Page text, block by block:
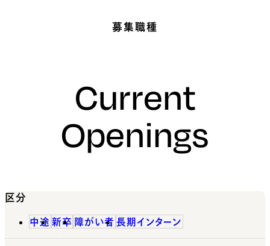
募集職種
Current
Openings
区分
中途 新卒 障がい者 長期インターン